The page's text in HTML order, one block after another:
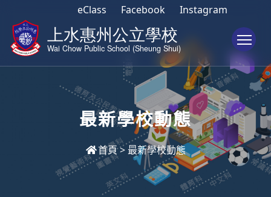
eClass Facebook Instagram
最新學校動態
首頁 > 最新學校動態